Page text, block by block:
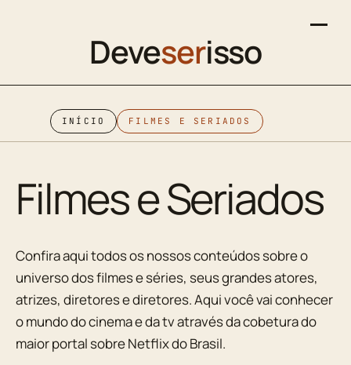
Deveserisso
INÍCIO FILMES E SERIADOS
Filmes e Seriados
Confira aqui todos os nossos conteúdos sobre o
universo dos filmes e séries, seus grandes atores,
atrizes, diretores e diretores. Aqui você vai conhecer
o mundo do cinema e da tv através da cobetura do
maior portal sobre Netflix do Brasil.